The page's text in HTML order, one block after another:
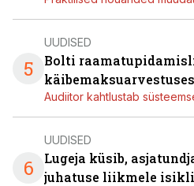
5
UUDISED
Bolti
käibemaksuarvestuses
Audiitor kahtlustab
6
UUDISED
Lugeja küsib,
juhatuse liikmele